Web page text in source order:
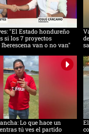
"El Estado hondureño
si los 7 proyectos
van o no van"
Lo que hace un
tú ves el partido